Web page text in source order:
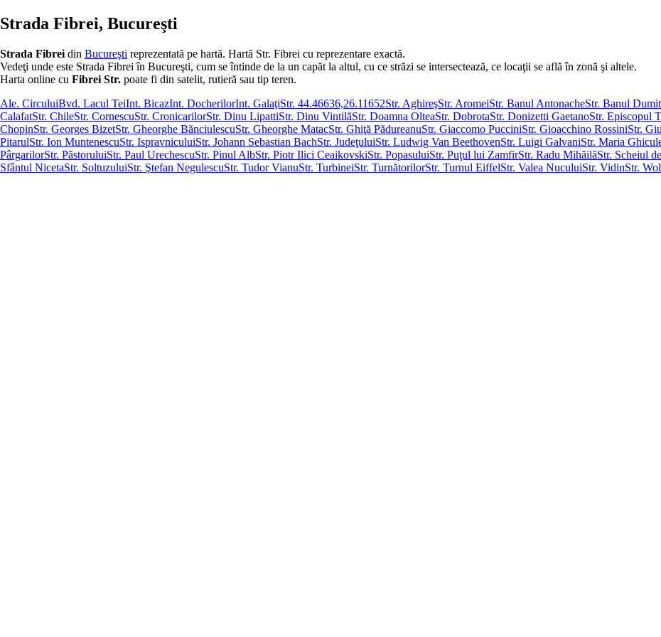
Strada Fibrei, Bucureşti
Strada Fibrei din Bucureşti reprezentată pe hartă. Hartă Str. Fibrei cu reprezentare exactă.
Vedeţi unde este Strada Fibrei în Bucureşti, cum se întinde de la un capăt la altul, cu ce străzi se intersectează, ce locaţii se află în zonă şi altele.
Harta online cu Fibrei Str. poate fi din satelit, rutieră sau tip teren.
Ale. CirculuiBvd. Lacul TeiInt. BicazInt. DocherilorInt. GalaţiStr. 44.46636,26.11652Str. AghireşStr. AromeiStr. Banul AntonacheStr. Banul
CalafatStr. ChileStr. CornescuStr. CronicarilorStr. Dinu LipattiStr. Dinu VintilăStr. Doamna OlteaStr. DobrotaStr. Donizetti GaetanoStr. Episcopul
ChopinStr. Georges BizetStr. Gheorghe BănciulescuStr. Gheorghe MatacStr. Ghiţă PădureanuStr. Giaccomo PucciniStr. Gioacchino RossiniStr.
PitarulStr. Ion MuntenescuStr. IspravniculuiStr. Johann Sebastian BachStr. JudeţuluiStr. Ludwig Van BeethovenStr. Luigi GalvaniStr. Maria
PârgarilorStr. PăstoruluiStr. Paul UrechescuStr. Pinul AlbStr. Piotr Ilici CeaikovskiStr. PopasuluiStr. Puţul lui ZamfirStr. Radu MihăilăStr. Scheiul
Sfântul NicetaStr. SoltuzuluiStr. Ştefan NegulescuStr. Tudor VianuStr. TurbineiStr. TurnătorilorStr. Turnul EiffelStr. Valea NuculuiStr. VidinStr.